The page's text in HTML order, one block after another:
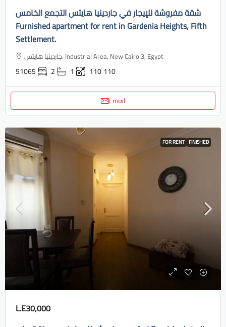
شقة مفروشة للإيجار في جاردينيا هايتس التجمع الخامس
Furnished apartment for rent in Gardenia Heights, Fifth
Settlement.
جاردينيا هايتس، Industrial Area, New Cairo 3, Egypt
51065 2 1 110110
Email
FOR RENT FINISHED
L.E30,000